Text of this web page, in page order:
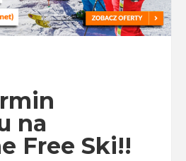
na
Free Ski!!